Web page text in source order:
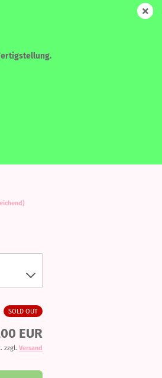
den
SOLD OUT
EUR
zzgl. Versand